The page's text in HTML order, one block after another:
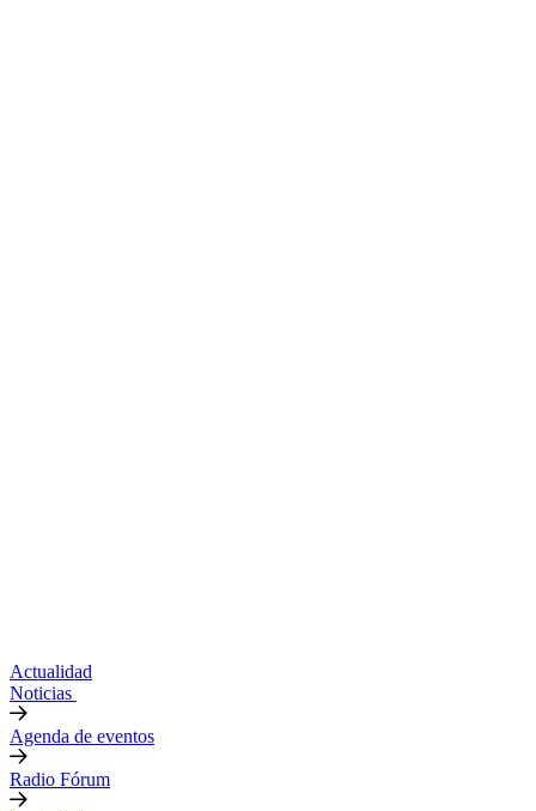
Actualidad
Noticias
Agenda de eventos
Radio Fórum